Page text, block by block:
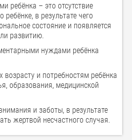
ребёнка – это отсутствие
в результате чего
состояние и появляется
развитию.
нуждами ребёнка
возрасту и потребностям ребёнка
образования, медицинской
и заботы, в результате
жертвой несчастного случая.